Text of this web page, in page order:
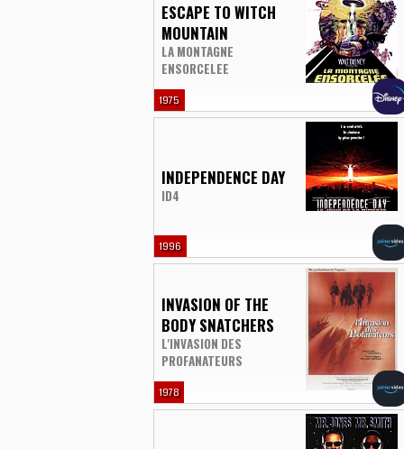
ESCAPE TO WITCH
MOUNTAIN
LA MONTAGNE
ENSORCELEE
1975
INDEPENDENCE DAY
ID4
1996
INVASION OF THE
BODY SNATCHERS
L'INVASION DES
PROFANATEURS
1978